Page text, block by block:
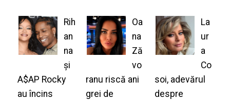
Rih
an
na
și
A$AP Rocky
au încins
Oa
na
Ză
vo
ranu riscă ani
grei de
La
ur
a
Co
soi, adevărul
despre